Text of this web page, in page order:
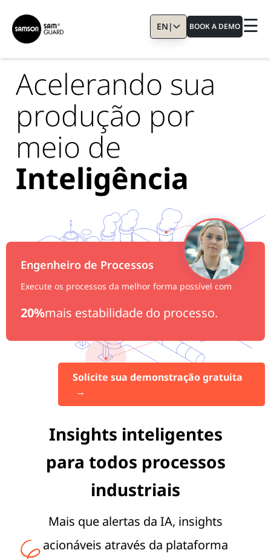
EN | BOOK A DEMO ☰
Acelerando sua
produção por
meio de
Inteligência
Solicite sua demonstração gratuita
→
Manutenção
Obtenha a paz através de uma manutenção preditiva,
Insights inteligentes
para todos processos
industriais
Mais que alertas da IA, insights
acionáveis através da plataforma